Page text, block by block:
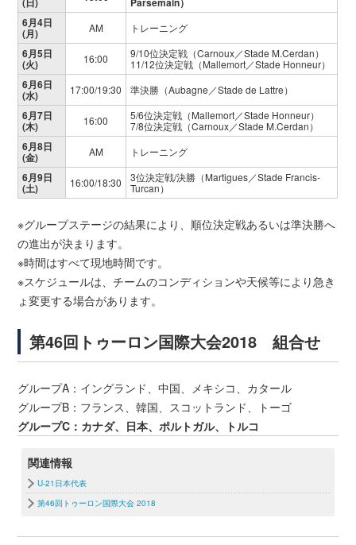
6月4日
(月) AM トレーニング
6月5日
(火) 16:00
9/10位決定戦（Carnoux／Stade M.Cerdan）
11/12位決定戦（Mallemort／Stade Honneur）
6月6日
(水) 17:00/19:30 準決勝（Aubagne／Stade de Lattre）
6月7日
(木) 16:00
5/6位決定戦（Mallemort／Stade Honneur）
7/8位決定戦（Carnoux／Stade M.Cerdan）
6月8日
(金) AM トレーニング
6月9日
(土) 16:00/18:30
3位決定戦/決勝（Martigues／Stade Francis-
Turcan）
※グループステージの結果により、順位決定戦あるいは準決勝へ
の進出が決まります。
※時間はすべて現地時間です。
※スケジュールは、チームのコンディションや天候等により急き
ょ変更する場合があります。
第46回トゥーロン国際大会2018 組合せ
グループA：イングランド、中国、メキシコ、カタール
グループB：フランス、韓国、スコットランド、トーゴ
グループC：カナダ、日本、ポルトガル、トルコ
関連情報
U-21日本代表
第46回トゥーロン国際大会 2018